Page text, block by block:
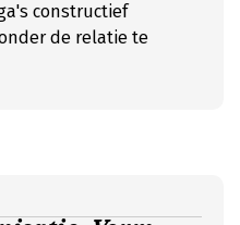
constructief
de relatie te